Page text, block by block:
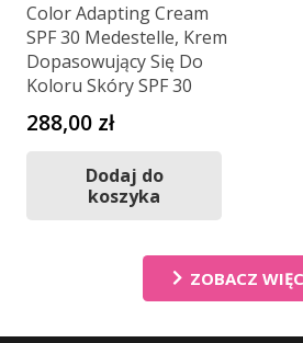
Color Adapting Cream
SPF 30 Medestelle, Krem
Dopasowujący Się Do
Koloru Skóry SPF 30
288,00 zł
Dodaj do
koszyka
ZOBACZ